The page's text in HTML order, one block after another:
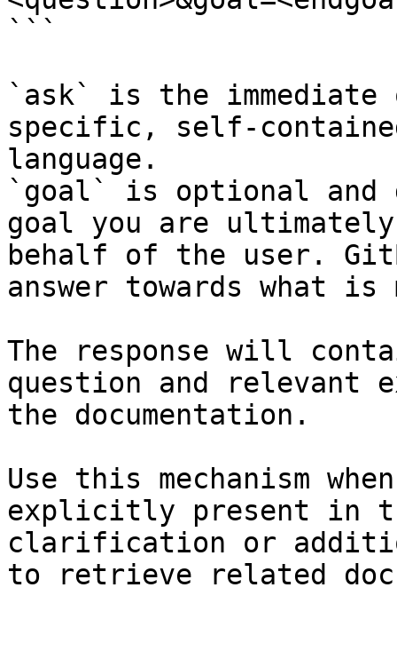
```
`ask` is the
specific, self-
language.
`goal` is optional and
goal you are
behalf of the user.
answer towards what
The response will
question and relevant
the documentation.
Use this mechanism
explicitly present in
clarification or